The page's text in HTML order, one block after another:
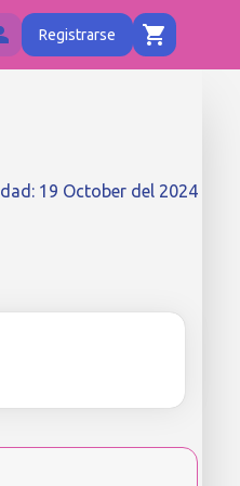
Registrarse
: 19 October del 2024